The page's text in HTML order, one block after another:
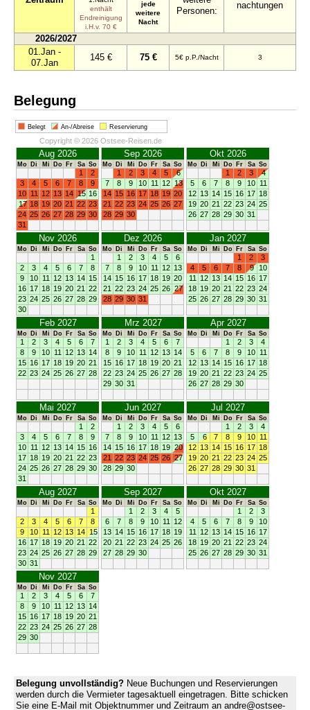
Personen:
nachtungen
enthält
Endreinigung
i.H.v. 70 €
jede
weitere
Nacht
2026/2027
01.Jan -
07.Jan
145 € 75 € 5€ p.P./Nacht 3
Belegung
Belegt An-/Abreise Reservierung
Copyright © 2026 Ostsee-Reisen.de
Aug 2026
Mo Di Mi Do Fr Sa So
1
2
3
4 5 6 7 8
9
10 11 12 13 14 15 16
17 18 19 20 21 22 23
24 25 26 27 28 29 30
31
Sep 2026
Mo Di Mi Do Fr Sa So
1 2 3 4 5
6
7
8 9 10 11 12 13
14 15 16 17 18 19 20
21 22 23 24 25 26 27
28 29 30
Okt 2026
Mo Di Mi Do Fr Sa So
1 2 3
4
5
6 7 8 9 10 11
12 13 14 15 16 17 18
19 20 21 22 23 24 25
26 27 28 29 30 31
Nov 2026
Mo Di Mi Do Fr Sa So
1
2
3 4 5 6 7
8
9
10 11 12 13 14 15
16 17 18 19 20 21 22
23 24 25 26 27 28 29
30
Dez 2026
Mo Di Mi Do Fr Sa So
1 2 3 4 5
6
7
8 9 10 11 12 13
14 15 16 17 18 19 20
21 22 23 24 25 26 27
28 29 30 31
Jan 2027
Mo Di Mi Do Fr Sa So
1 2
3
4
5 6 7 8 9
10
11
12 13 14 15 16 17
18 19 20 21 22 23 24
25 26 27 28 29 30 31
Feb 2027
Mo Di Mi Do Fr Sa So
1 2 3 4 5 6
7
8
9 10 11 12 13 14
15 16 17 18 19 20 21
22 23 24 25 26 27 28
Mrz 2027
Mo Di Mi Do Fr Sa So
1 2 3 4 5 6
7
8
9 10 11 12 13 14
15 16 17 18 19 20 21
22 23 24 25 26 27 28
29 30 31
Apr 2027
Mo Di Mi Do Fr Sa So
1 2 3
4
5
6 7 8 9 10 11
12 13 14 15 16 17 18
19 20 21 22 23 24 25
26 27 28 29 30
Mai 2027
Mo Di Mi Do Fr Sa So
1
2
3
4 5 6 7 8
9
10 11 12 13 14 15 16
17 18 19 20 21 22 23
24 25 26 27 28 29 30
31
Jun 2027
Mo Di Mi Do Fr Sa So
1 2 3 4 5
6
7
8 9 10 11 12 13
14 15 16 17 18 19 20
21 22 23 24 25 26 27
28 29 30
Jul 2027
Mo Di Mi Do Fr Sa So
1 2 3
4
5
6 7 8 9 10 11
12 13 14 15 16 17 18
19 20 21 22 23 24 25
26 27 28 29 30 31
Aug 2027
Mo Di Mi Do Fr Sa So
1
2
3 4 5 6 7
8
9
10 11 12 13 14 15
16 17 18 19 20 21 22
23 24 25 26 27 28 29
30 31
Sep 2027
Mo Di Mi Do Fr Sa So
1 2 3 4
5
6
7 8 9 10 11
12
13 14 15 16 17 18 19
20 21 22 23 24 25 26
27 28 29 30
Okt 2027
Mo Di Mi Do Fr Sa So
1 2
3
4
5 6 7 8 9
10
11
12 13 14 15 16 17
18 19 20 21 22 23 24
25 26 27 28 29 30 31
Nov 2027
Mo Di Mi Do Fr Sa So
1 2 3 4 5 6
7
8
9 10 11 12 13 14
15 16 17 18 19 20 21
22 23 24 25 26 27 28
29 30
Belegung unvollständig? Neue Buchungen und Reservierungen
werden durch die Vermieter tagesaktuell eingetragen. Bitte schicken
Sie eine E-Mail mit Objektnummer und Zeitraum an andre@ostsee-